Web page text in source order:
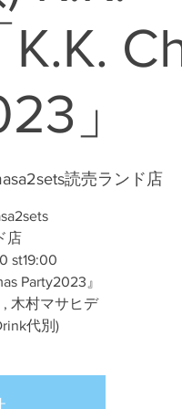
」
読売ランド店
店
st19:00
Party2023』
, 木村マサヒデ
代別)